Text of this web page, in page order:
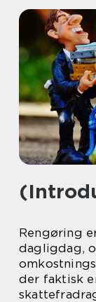
Rengøring
dagligdag,
der faktisk